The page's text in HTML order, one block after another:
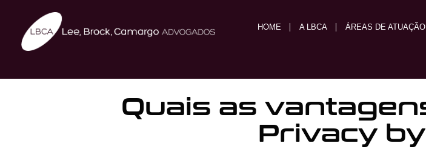
HOME A LBCA ÁREAS DE ATUAÇÃO
Quais as
Privacy